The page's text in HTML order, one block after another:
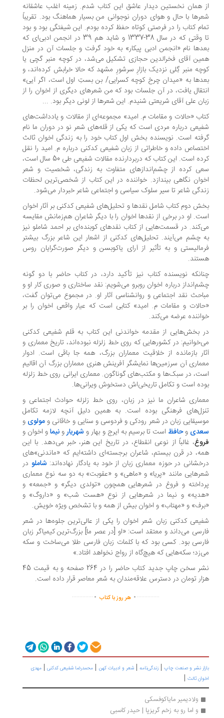
از همان نخستین دیدار عاشق این کتاب شدم. زمینه اغلب عاشقانه
شعرها با حال و هوای دوران نوجوانی من بسیار هماهنگ بود. تقریباً
تمام کتاب را در فرصتی کوتاه حفظ کرده بودم. این شیفتگی بود و بود
تا وقتی که در سال 38-1337 و شاید هم 39 در انجمن ادبی‌ای که
بعدها نام «انجمن ادبی پیکار» به خود گرفت و جلسات آن در منزل
همین آقای فخرالدین حجازی تشکیل می‌شد، در کوچه منبر گچی یا
کوچه منبر گِلی نزدیک بازارِ سرشورِ مشهد که حالا خرابش کرده‌اند، و
بعدها به «میدان چرخ کوچه کسرایی/ بن بستِ اول است، اگر آیی»
انتقال یافت، در آن جلسات بود که من شعرهای دیگری از اخوان را از
زبان علی آقای شریعتی شنیدم. این شعرها از لونی دیگر بود. ...
کتاب «حالات و مقامات م. امید» مجموعه‌ای از مقالات و یادداشت‌های
شفیعی درباره مردی است که یکی از قله‌های شعر نو در دوران ما نام
گرفته است. نویسنده بخش اول کتاب خود را به زندگی اخوان ثالث
اختصاص داده و خاطراتی از زبان شفیعی کدکنی درباره م. امید را نقل
کرده است. این کتاب که دربردارنده مقالات شفیعی طی 50 سال است،
سعی کرده از چشم‌اندازهای متفاوت به زندگی، شخصیت و شعر
اخوان نگاهی بیندازد. خواننده در این کتاب از شخصی‌ترین لحظات
زندگی شاعر تا سیر سلوک سیاسی و اجتماعی شاعر خبردار می‌شود.
بخش دوم کتاب شامل نقدها و تحلیل‌های شفیعی کدکنی بر آثار اخوان
است. او در برخی از نقدها اخوان را با دیگر شاعران هم‌زمانش مقایسه
می‌کند. در قسمت‌هایی از کتاب نقدهای کوبنده‌ای بر احمد شاملو نیز
به چشم می‌آیند. تحلیل‌های کدکنی از اشعار این شاعر بزرگ بیشتر
فرمالیستی و به تأثیر از آرای یاکوبسن و دیگر صورت‌گرایان روس
هستند.
چنانکه نویسنده کتاب نیز تأکید دارد، در کتاب حاضر با دو گونه
چشم‌انداز درباره اخوان روبرو می‌شویم: نقد ساختاری و صوری کار او و
مباحث نقد اجتماعی و روانشناسی آثار او. در مجموع می‌توان گفت،
«حالات و مقامات م. امید» کتابی‌ است که عیار واقعی اخوان را بر
خواننده عرضه می‌کند.
در بخش‌هایی از مقدمه خواندنی این کتاب به قلم شفیعی کدکنی
می‌خوانیم: در کشورهایی که روی خط زلزله نبوده‌اند، تاریخ معماری و
آثار بازمانده از خلاقیت معماران بزرگ، همه جا باقی است. ادوار
معماری آن سرزمین‌ها نمایشگر آفرینش هنری معماران بزرگ آن اقالیم
است، در سبک‌ها و مکتب‌های گوناگون. معماری ایرانی روی خط زلزله
بوده است و تکامل تاریخی‌اش دستخوش ویرانی‌ها.
معماری شاعران ما نیز در زبان، روی خط زلزله حوادث اجتماعی و
تنزل‌های فرهنگی بوده است. به همین دلیل آنچه لازمه تکامل
موسیقایی زبان در شعر رودکی و فردوسی و سنایی و خاقانی ومولوی و
سعدیوحافظ است تا برسیم به ایرج و بهار وشهریارونیماو اخوان و
فروغ، غالباً از نوعی انقطاع، در تاریخ این هنر، خبر می‌دهد. با این
همه، در قرن بیستم، شاعران برجسته‌ای داشته‌ایم که «ماندنی»‌های
درخشانی در حوزه معماری زبان از خود به یادگار نهاده‌اند:شاملو در
شعرهایی مانند «پریا» و «ماهی» و «عقوبت» به دو سه نوع معماری
پرداخته و فروغ در شعرهایی همچون «تولدی دیگر» و «جمعه» و
«هدیه» و نیما در شعرهایی از نوع «هست شب» و «داروگ» و
«برف» و «مهتاب» و اخوان بیش از همه و با تشخص ویژه خویش.
شفیعی کدکنی زبان شعر اخوان را یکی از عالی‌ترین جلوه‌ها در شعر
فارسی می‌داند و معتقد است: «او [در عصر ما] بزرگ‌ترین کیمیاگر زبان
فارسی بود. کسی بود که با کلمات زبان فارسی طلا می‌ساخت و سکه
می‌زد؛ سکه‌هایی که هیچ‌گاه از رواج نخواهد افتاد.»
نشر سخن چاپ جدید کتاب حاضر را در 264 صفحه و به قیمت 45
هزار تومان در دسترس علاقه‌مندان به شعر معاصر قرار داده است.
...............
. هر روز با کتاب .
..............
بازار نشر و صنعت چاپ | زندگی‌نامه | شعر و ادبیات کهن | محمدرضا شفیعی کدکنی | مهدی
اخوان ثالث |
ولادیمیر مایاکوفسکی
و اما رو به زخم گریزپا | حیدر کاسبی